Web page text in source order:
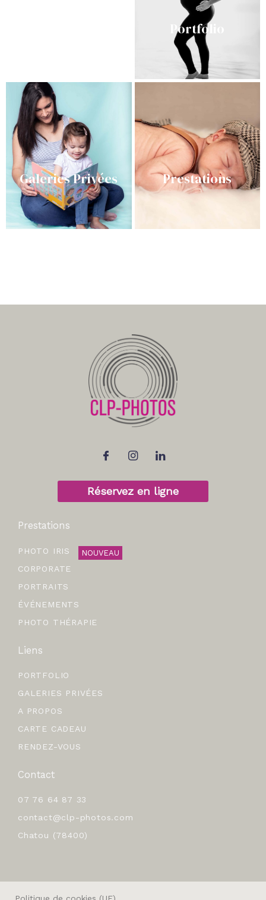
Portfolio
Galeries Privées Prestations
Réservez en ligne
Prestations
PHOTO IRIS NOUVEAU
CORPORATE
PORTRAITS
ÉVÉNEMENTS
PHOTO THÉRAPIE
Liens
PORTFOLIO
GALERIES PRIVÉES
A PROPOS
CARTE CADEAU
RENDEZ-VOUS
Contact
07 76 64 87 33
contact@clp-photos.com
Chatou (78400)